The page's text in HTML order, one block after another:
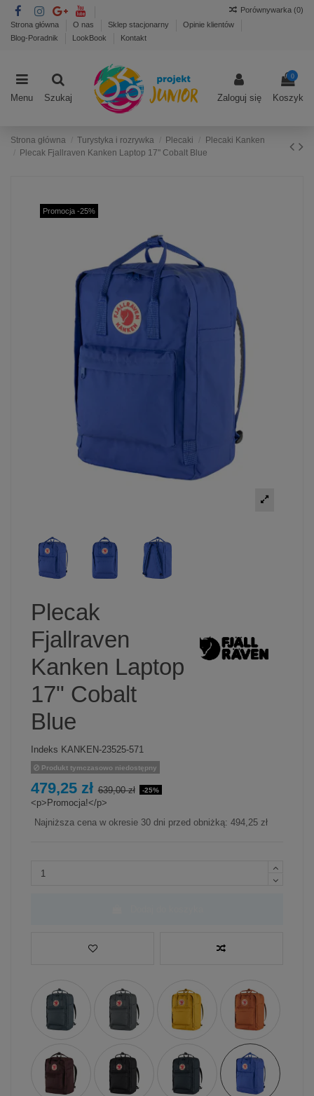
Strona główna O nas Sklep stacjonarny
Opinie klientów
Blog-Poradnik
LookBook Kontakt
Porównywarka (0)
Menu Szukaj Zaloguj się
0
Koszyk
Strona główna Turystyka i rozrywka Plecaki
Plecaki Kanken
Plecak Fjallraven Kanken Laptop 17" Cobalt Blue
Promocja -25%
Plecak
Fjallraven
Kanken Laptop
17" Cobalt
Blue
Indeks KANKEN-23525-571
Produkt tymczasowo niedostępny
479,25 zł 639,00 zł -25%
<p>Promocja!</p>
Najniższa cena w okresie 30 dni przed obniżką: 494,25 zł